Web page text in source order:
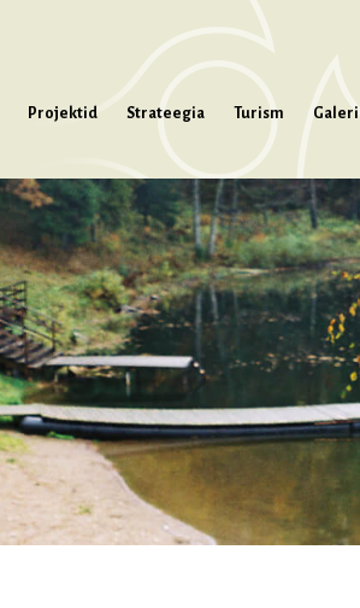
Projektid Strateegia Turism